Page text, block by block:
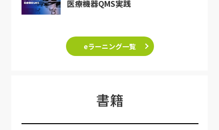
医療機器QMS実践
eラーニング一覧
書籍